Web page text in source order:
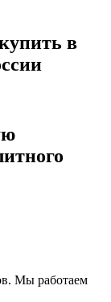
в
Мы работаем